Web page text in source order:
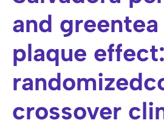
and
plaque
crossover